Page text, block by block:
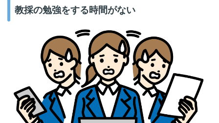
教採の勉強をする時間がない